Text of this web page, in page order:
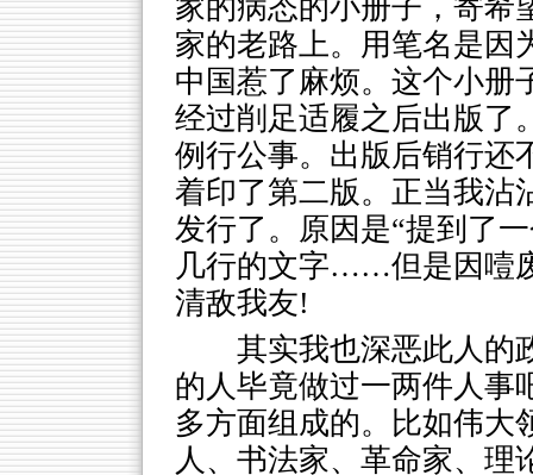
家的病态的小册子，寄希
家的老路上。用笔名是因
中国惹了麻烦。这个小册
经过削足适履之后出版了
例行公事。出版后销行还
着印了第二版。正当我沾
发行了。原因是“提到了
几行的文字……但是因噎
清敌我友!
其实我也深恶此人的
的人毕竟做过一两件人事
多方面组成的。比如伟大
人、书法家、革命家、理